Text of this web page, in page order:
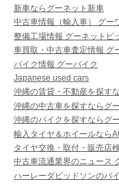
新車ならグーネット新車
中古車情報（輸入車） グー
整備工場情報 グーネットピ
車買取・中古車査定情報 グ
バイク情報 グーバイク
Japanese used cars
沖縄の賃貸・不動産を探す
沖縄の中古車を探すならグ
沖縄のバイクを探すならグ
輸入タイヤ＆ホイールなら
タイヤ交換・取付・販売店
中古車流通業界のニュース
ハーレーダビッドソンのバ